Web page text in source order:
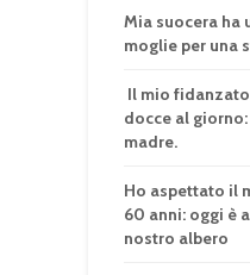
Mia suocera ha
moglie per una
Il mio
docce al
madre.
Ho aspettato il
60 anni: oggi è
nostro albero